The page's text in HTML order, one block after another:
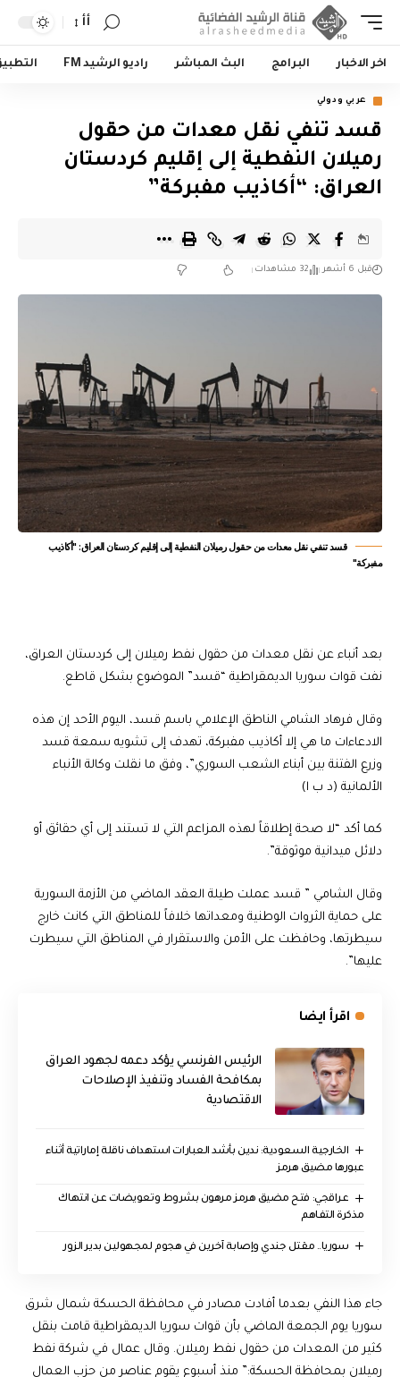
أأ
اخر الاخبار البرامج البث المباشر راديو الرشيد FM
عربي ودولي
قسد تنفي نقل معدات من حقول
رميلان النفطية إلى إقليم كردستان
العراق: “أكاذيب مفبركة”
قبل 6 أشهر 32 مشاهدات
قسد تنفي نقل معدات من حقول رميلان النفطية إلى إقليم كردستان العراق: "أكاذيب
مفبركة"
بعد أنباء عن نقل معدات من حقول نفط رميلان إلى كردستان العراق،
نفت قوات سوريا الديمقراطية “قسد” الموضوع بشكل قاطع.
وقال فرهاد الشامي الناطق الإعلامي باسم قسد، اليوم الأحد إن هذه
الادعاءات ما هي إلا أكاذيب مفبركة، تهدف إلى تشويه سمعة قسد
وزرع الفتنة بين أبناء الشعب السوري”، وفق ما نقلت وكالة الأنباء
الألمانية (د ب ا)
كما أكد “لا صحة إطلاقاً لهذه المزاعم التي لا تستند إلى أي حقائق أو
دلائل ميدانية موثوقة”.
وقال الشامي ” قسد عملت طيلة العقد الماضي من الأزمة السورية
على حماية الثروات الوطنية ومعداتها خلافاً للمناطق التي كانت خارج
سيطرتها، وحافظت على الأمن والاستقرار في المناطق التي سيطرت
عليها”.
اقرأ ايضا
الرئيس الفرنسي يؤكد دعمه لجهود العراق
بمكافحة الفساد وتنفيذ الإصلاحات
الاقتصادية
‏الخارجية السعودية: ندين بأشد العبارات استهداف ناقلة إماراتية أثناء
عبورها مضيق هرمز
عراقجي: فتح مضيق هرمز مرهون بشروط وتعويضات عن انتهاك
مذكرة التفاهم
سوريا.. مقتل جندي وإصابة آخرين في هجوم لمجهولين بدير الزور
جاء هذا النفي بعدما أفادت مصادر في محافظة الحسكة شمال شرق
سوريا يوم الجمعة الماضي بأن قوات سوريا الديمقراطية قامت بنقل
كثير من المعدات من حقول نفط رميلان. وقال عمال في شركة نفط
رميلان بمحافظة الحسكة:” منذ أسبوع يقوم عناصر من حزب العمال